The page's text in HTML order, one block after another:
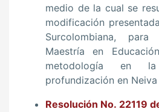
medio de la cual se
modificación
Surcolombiana,
Maestría en
metodología en
profundización en Neiva
Resolución No. 22119